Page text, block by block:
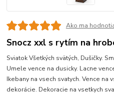
Ako ma
Snocz xxl s rytím na
Sviatok Všetkých svätých, Dušičky.
Umele vence na dusicky. Lacne
Ikebany na vsech svatych. Vence na
dekorácie. Dekoracie na vsetkych